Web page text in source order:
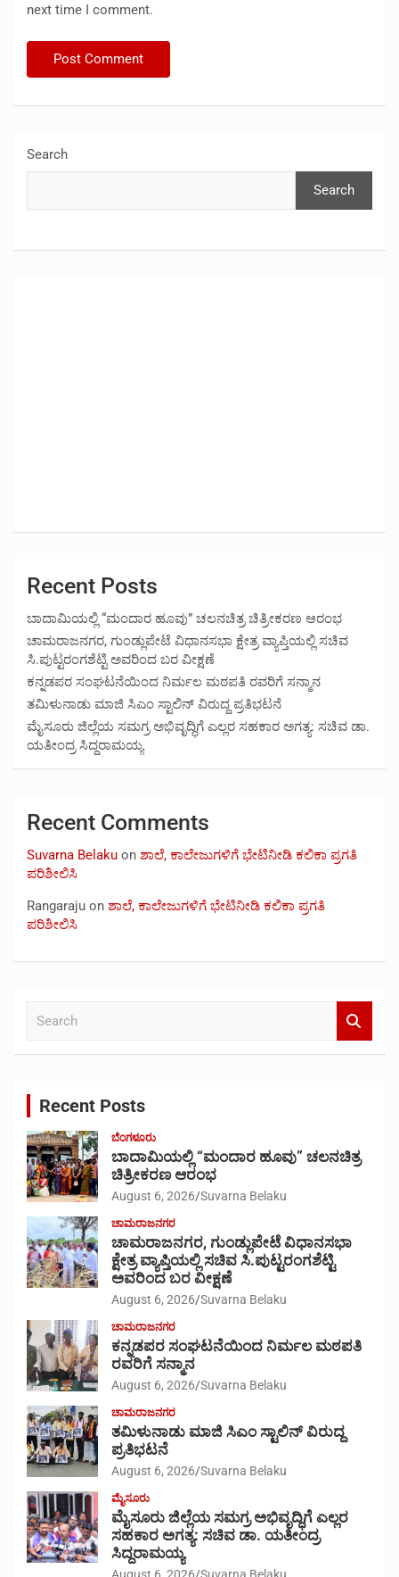
next time I comment.
Search
Search
Recent Posts
ಬಾದಾಮಿಯಲ್ಲಿ “ಮಂದಾರ ಹೂವು” ಚಲನಚಿತ್ರ ಚಿತ್ರೀಕರಣ ಆರಂಭ
ಚಾಮರಾಜನಗರ, ಗುಂಡ್ಲುಪೇಟೆ ವಿಧಾನಸಭಾ ಕ್ಷೇತ್ರ ವ್ಯಾಪ್ತಿಯಲ್ಲಿ ಸಚಿವ
ಸಿ.ಪುಟ್ಟರಂಗಶೆಟ್ಟಿ ಅವರಿಂದ ಬರ ವೀಕ್ಷಣೆ
ಕನ್ನಡಪರ ಸಂಘಟನೆಯಿಂದ ನಿರ್ಮಲ ಮಠಪತಿ ರವರಿಗೆ ಸನ್ಮಾನ
ತಮಿಳುನಾಡು ಮಾಜಿ ಸಿಎಂ ಸ್ಟಾಲಿನ್ ವಿರುದ್ದ ಪ್ರತಿಭಟನೆ
ಮೈಸೂರು ಜಿಲ್ಲೆಯ ಸಮಗ್ರ ಅಭಿವೃದ್ಧಿಗೆ ಎಲ್ಲರ ಸಹಕಾರ ಅಗತ್ಯ: ಸಚಿವ ಡಾ.
ಯತೀಂದ್ರ ಸಿದ್ದರಾಮಯ್ಯ
Recent Comments
Suvarna Belaku on ಶಾಲೆ, ಕಾಲೇಜುಗಳಿಗೆ ಭೇಟಿನೀಡಿ ಕಲಿಕಾ ಪ್ರಗತಿ
ಪರಿಶೀಲಿಸಿ
Rangaraju on ಶಾಲೆ, ಕಾಲೇಜುಗಳಿಗೆ ಭೇಟಿನೀಡಿ ಕಲಿಕಾ ಪ್ರಗತಿ
ಪರಿಶೀಲಿಸಿ
Recent Posts
ಬೆಂಗಳೂರು
ಬಾದಾಮಿಯಲ್ಲಿ “ಮಂದಾರ ಹೂವು” ಚಲನಚಿತ್ರ
ಚಿತ್ರೀಕರಣ ಆರಂಭ
August 6, 2026 Suvarna Belaku
ಚಾಮರಾಜನಗರ
ಚಾಮರಾಜನಗರ, ಗುಂಡ್ಲುಪೇಟೆ ವಿಧಾನಸಭಾ
ಕ್ಷೇತ್ರ ವ್ಯಾಪ್ತಿಯಲ್ಲಿ ಸಚಿವ ಸಿ.ಪುಟ್ಟರಂಗಶೆಟ್ಟಿ
ಅವರಿಂದ ಬರ ವೀಕ್ಷಣೆ
August 6, 2026 Suvarna Belaku
ಚಾಮರಾಜನಗರ
ಕನ್ನಡಪರ ಸಂಘಟನೆಯಿಂದ ನಿರ್ಮಲ ಮಠಪತಿ
ರವರಿಗೆ ಸನ್ಮಾನ
August 6, 2026 Suvarna Belaku
ಚಾಮರಾಜನಗರ
ತಮಿಳುನಾಡು ಮಾಜಿ ಸಿಎಂ ಸ್ಟಾಲಿನ್ ವಿರುದ್ದ
ಪ್ರತಿಭಟನೆ
August 6, 2026 Suvarna Belaku
ಮೈಸೂರು
ಮೈಸೂರು ಜಿಲ್ಲೆಯ ಸಮಗ್ರ ಅಭಿವೃದ್ಧಿಗೆ ಎಲ್ಲರ
ಸಹಕಾರ ಅಗತ್ಯ: ಸಚಿವ ಡಾ. ಯತೀಂದ್ರ
ಸಿದ್ದರಾಮಯ್ಯ